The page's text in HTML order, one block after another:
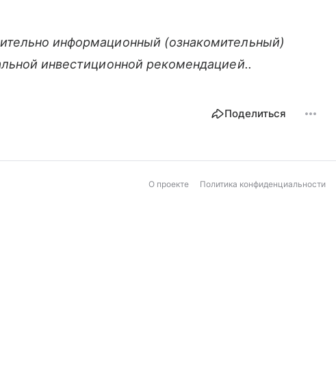
информационный (ознакомительный)
инвестиционной рекомендацией..
Поделиться
О проекте Политика конфиденциальности